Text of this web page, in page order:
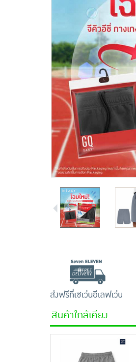
ส่งฟรีที่เซเว่นอีเลฟเว่น
สินค้าใกล้เคียง